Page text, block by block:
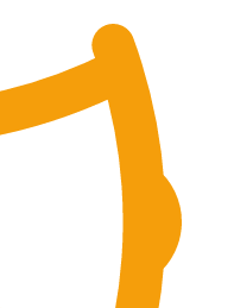
Audit SEO
Link Building